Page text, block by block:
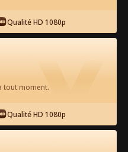
Cœur Film
Qualité HD 1080p
tout moment.
Qualité HD 1080p